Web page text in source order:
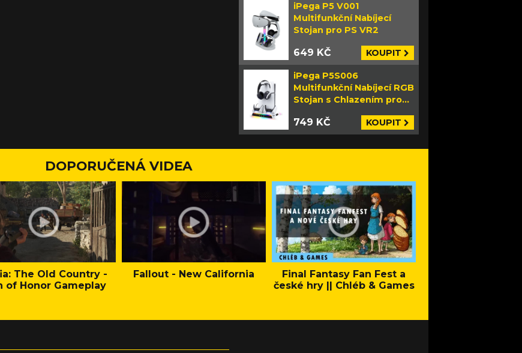
iPega P5 V001
Multifunkční Nabíjecí
Stojan pro PS VR2
649 KČ KOUPIT
iPega P5S006
Multifunkční Nabíjecí RGB
Stojan s Chlazením pro
749 KČ KOUPIT
DOPORUČENÁ VIDEA
The Old Country -
of Honor Gameplay
Fallout - New California
Final Fantasy Fan Fest a
české hry || Chléb & Games